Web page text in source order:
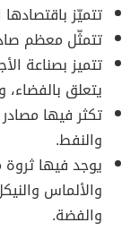
تتميّز باقتصادها
تتمثّل معظم
تتميز بصناعة
يتعلق بالفضاء،
تكثر فيها
والنفط.
يوجد فيها ثروة
والألماس
والفضة.